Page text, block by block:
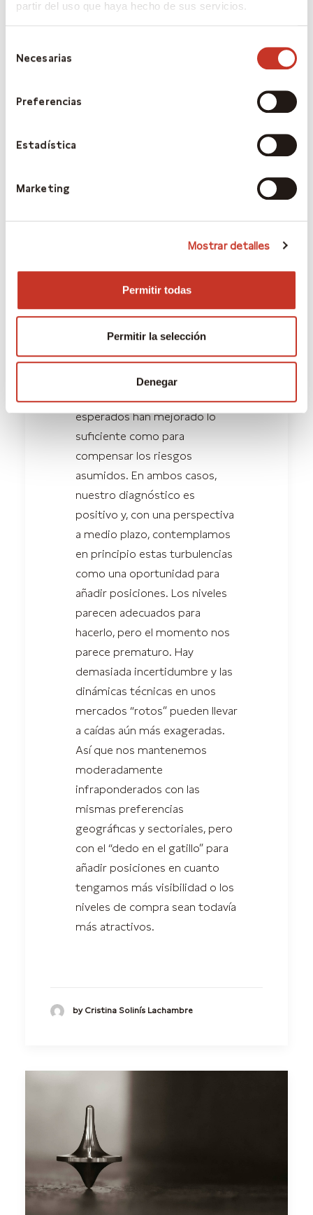
partir del uso que haya hecho de sus servicios.
Necesarias
Preferencias
Estadística
Marketing
Mostrar detalles
Permitir todas
Permitir la selección
Denegar
descontar un escenario de
monetarias. Y como siempre,
de mantener la calma, conviene
centrarse en las preguntas
clave: si el ciclo de crecimiento
podrá prolongarse a pesar de
estos acontecimientos, y si las
esperados han mejorado lo
suficiente como para
compensar los riesgos
asumidos. En ambos casos,
nuestro diagnóstico es
positivo y, con una perspectiva
a medio plazo, contemplamos
en principio estas turbulencias
como una oportunidad para
añadir posiciones. Los niveles
parecen adecuados para
hacerlo, pero el momento nos
parece prematuro. Hay
demasiada incertidumbre y las
dinámicas técnicas en unos
mercados “rotos” pueden llevar
a caídas aún más exageradas.
Así que nos mantenemos
moderadamente
infraponderados con las
mismas preferencias
geográficas y sectoriales, pero
con el “dedo en el gatillo” para
añadir posiciones en cuanto
tengamos más visibilidad o los
niveles de compra sean todavía
más atractivos.
by Cristina Solinís Lachambre